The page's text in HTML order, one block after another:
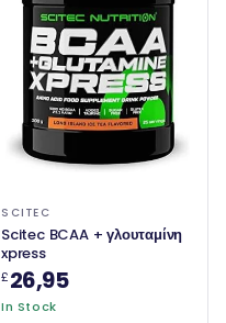
SCITEC
Scitec BCAA + γλουταμίνη
xpress
£26,95
In Stock